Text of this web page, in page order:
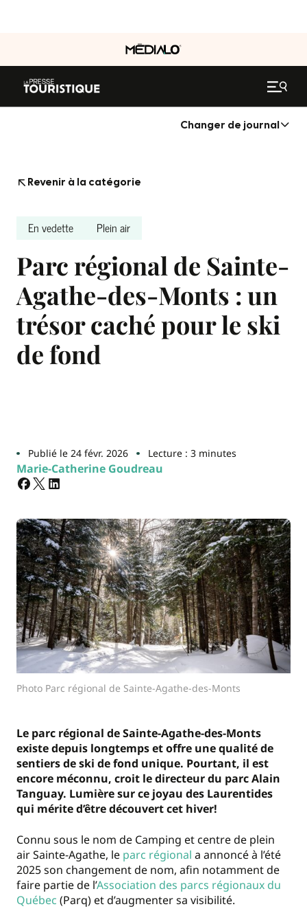
Changer de journal
Revenir à la catégorie
En vedette Plein air
Parc régional de Sainte-
Agathe-des-Monts : un
trésor caché pour le ski
de fond
Publié le 24 févr. 2026 Lecture : 3 minutes
Marie-Catherine Goudreau
Photo Parc régional de Sainte-Agathe-des-Monts
Le parc régional de Sainte-Agathe-des-Monts
existe depuis longtemps et offre une qualité de
sentiers de ski de fond unique. Pourtant, il est
encore méconnu, croit le directeur du parc Alain
Tanguay. Lumière sur ce joyau des Laurentides
qui mérite d’être découvert cet hiver!
Connu sous le nom de Camping et centre de plein
air Sainte-Agathe, le parc régional a annoncé à l’été
2025 son changement de nom, afin notamment de
faire partie de l’Association des parcs régionaux du
Québec (Parq) et d’augmenter sa visibilité.